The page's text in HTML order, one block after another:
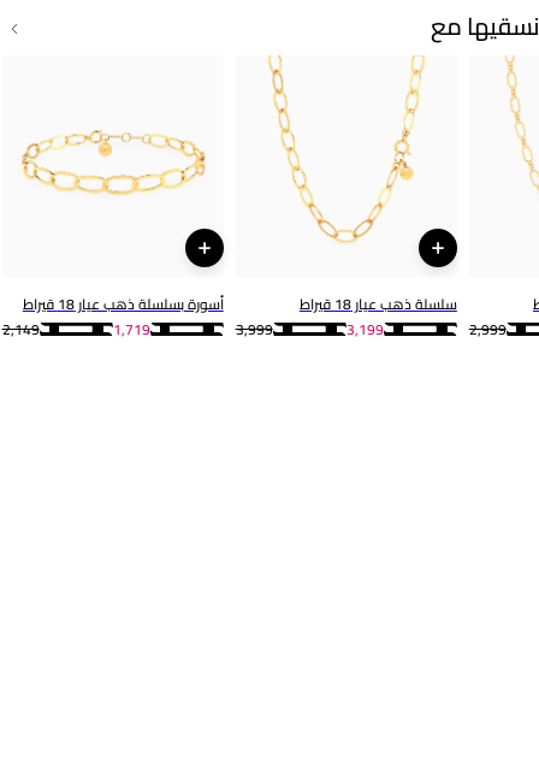
ذهب أصفر 18 قيراط
العلامة التجارية
مس أل
نسقيها مع
2,999
سلسلة ذهب عيار 18 قيراط
3,999
3,199
أسورة بسلسلة ذهب عيار 18 قيراط
2,149
1,719